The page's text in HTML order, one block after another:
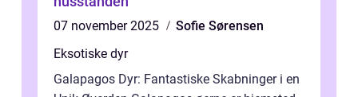
07 november 2025
Sofie Sørensen
Eksotiske dyr
Galapagos Dyr: Fantastiske Skabninger i en